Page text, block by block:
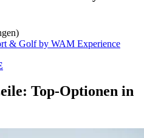
& Golf by WAM Experience
Top-Optionen in